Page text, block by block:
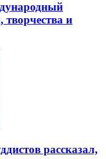
творчества и
рассказал,